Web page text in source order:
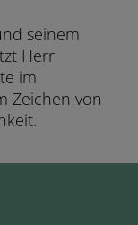
seinem
Herr
im
Zeichen von